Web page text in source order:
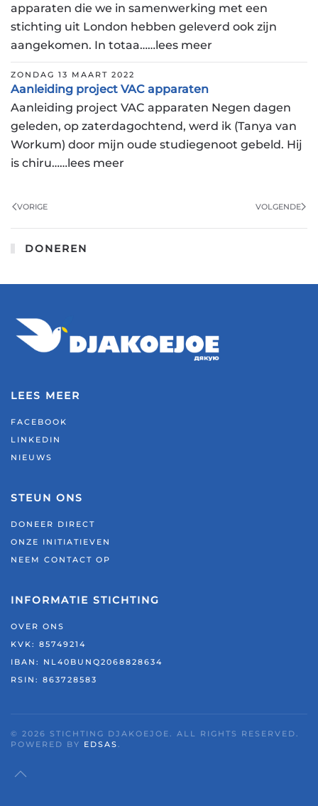
apparaten die we in samenwerking met een
stichting uit London hebben geleverd ook zijn
aangekomen. In totaa……lees meer
ZONDAG 13 MAART 2022
Aanleiding project VAC apparaten
Aanleiding project VAC apparaten Negen dagen
geleden, op zaterdagochtend, werd ik (Tanya van
Workum) door mijn oude studiegenoot gebeld. Hij
is chiru……lees meer
VORIGE VOLGENDE
DONEREN
LEES MEER
FACEBOOK
LINKEDIN
NIEUWS
STEUN ONS
DONEER DIRECT
ONZE INITIATIEVEN
NEEM CONTACT OP
INFORMATIE STICHTING
OVER ONS
KVK: 85749214
IBAN: NL40BUNQ2068828634
RSIN: 863728583
© 2026 STICHTING DJAKOEJOE. ALL RIGHTS RESERVED.
POWERED BY EDSAS.